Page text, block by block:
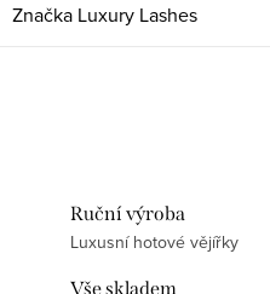
Značka Luxury Lashes
Ruční výroba
Luxusní hotové vějířky
Vše skladem